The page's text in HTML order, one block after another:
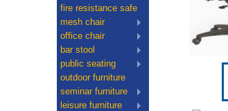
fire resistance safe
mesh chair
office chair
bar stool
public seating
outdoor furniture
seminar furniture
leisure furniture